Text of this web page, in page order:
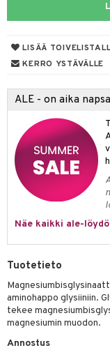
LISÄÄ
KERRO YSTÄVÄLLE
ALE - on aika
Näe kaikki ale-
Tuotetieto
aminohappo glysiiniin.
tekee
magnesiumin muodon.
Annostus
kuorinta
& imetys
& PMS
käytettävät
intoleranssi
alentavat
rasvahapot
vahvistavat
säätelevät
helpottava
K
energiaa